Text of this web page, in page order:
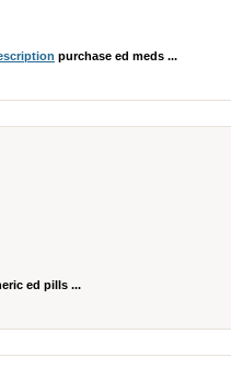
purchase ed meds ...
ed pills ...